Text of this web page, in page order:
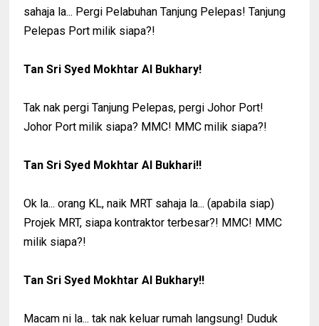
sahaja la... Pergi Pelabuhan Tanjung Pelepas! Tanjung
Pelepas Port milik siapa?!
Tan Sri Syed Mokhtar Al Bukhary!
Tak nak pergi Tanjung Pelepas, pergi Johor Port!
Johor Port milik siapa? MMC! MMC milik siapa?!
Tan Sri Syed Mokhtar Al Bukhari!!
Ok la... orang KL, naik MRT sahaja la... (apabila siap)
Projek MRT, siapa kontraktor terbesar?! MMC! MMC
milik siapa?!
Tan Sri Syed Mokhtar Al Bukhary!!
Macam ni la... tak nak keluar rumah langsung! Duduk